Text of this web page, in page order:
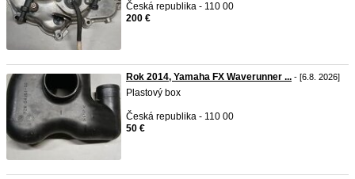
Česká republika - 110 00
200 €
Rok 2014, Yamaha FX Waverunner ... - [6.8. 2026]
Plastový box
Česká republika - 110 00
50 €